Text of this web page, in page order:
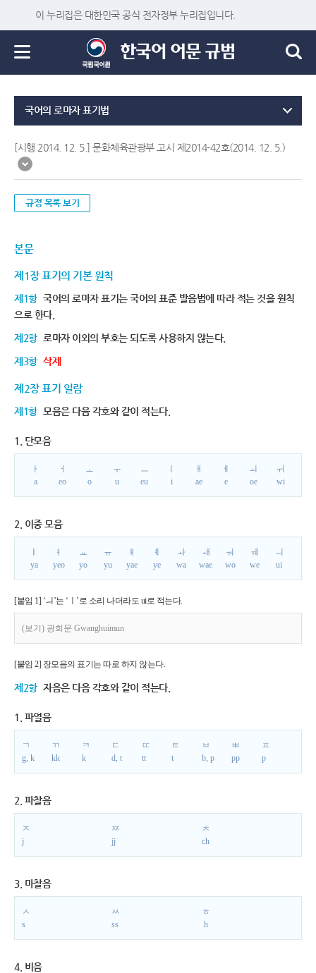
이 누리집은 대한민국 공식 전자정부 누리집입니다.
국어의 로마자 표기법
[시행 2014. 12. 5.] 문화체육관광부 고시 제2014-42호(2014. 12. 5.)
규정 목록 보기
본문
제1장 표기의 기본 원칙
제1항 국어의 로마자 표기는 국어의 표준 발음법에 따라 적는 것을 원칙
으로 한다.
제2항 로마자 이외의 부호는 되도록 사용하지 않는다.
제3항 삭제
제2장 표기 일람
제1항 모음은 다음 각호와 같이 적는다.
1. 단모음
ㅏ
a
ㅓ
eo
ㅗ
o
ㅜ
u
ㅡ
eu
i
ㅐ
ae
ㅔ
e
ㅚ
oe
ㅟ
wi
2. 이중 모음
ㅑ
ya
ㅕ
yeo
ㅛ
yo
ㅠ
yu
ㅒ
yae
ㅖ
ye
ㅘ
wa
ㅙ
wae
ㅝ
wo
ㅞ
we
ㅢ
ui
[붙임 1] ‘ㅢ’는 ‘ㅣ’로 소리 나더라도 ui로 적는다.
(보기) 광희문 Gwanghuimun
[붙임 2] 장모음의 표기는 따로 하지 않는다.
제2항 자음은 다음 각호와 같이 적는다.
1. 파열음
ㄱ
g, k
ㄲ
kk
ㅋ
k
ㄷ
d, t
ㄸ
tt
ㅌ
t
ㅂ
b, p
ㅃ
pp
ㅍ
p
2. 파찰음
ㅈ
j
ㅉ
jj
ㅊ
ch
3. 마찰음
ㅅ
s
ㅆ
ss
ㅎ
h
4. 비음